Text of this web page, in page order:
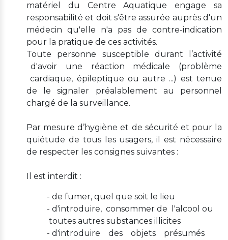
matériel du Centre Aquatique engage sa
responsabilité et doit s'être assurée auprès d'un
médecin qu'elle n'a pas de contre-indication
pour la pratique de ces activités.
Toute personne susceptible durant l’activité
d'avoir une réaction médicale (problème
cardiaque, épileptique ou autre ...) est tenue
de le signaler préalablement au personnel
chargé de la surveillance.
Par mesure d’hygiène et de sécurité et pour la
quiétude de tous les usagers, il est nécessaire
de respecter les consignes suivantes :
Il est interdit :
- de fumer, quel que soit le lieu
- d'introduire, consommer de l'alcool ou
toutes autres substances illicites
- d'introduire des objets présumés